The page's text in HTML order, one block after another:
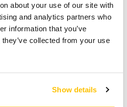
about your use of our site with
and analytics partners who
information that you’ve
collected from your use
Show details
5 arbejdsdage